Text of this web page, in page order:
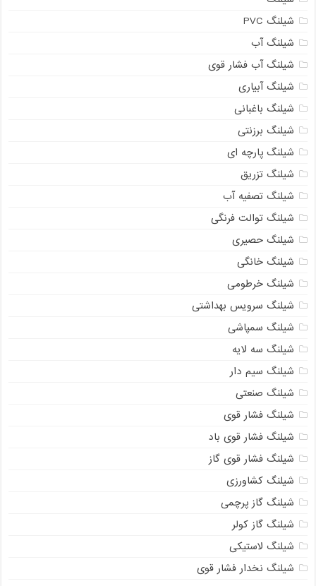
شیلنگ PVC
شیلنگ آب
شیلنگ آب فشار قوی
شیلنگ آبیاری
شیلنگ باغبانی
شیلنگ برزنتی
شیلنگ پارچه ای
شیلنگ تزریق
شیلنگ تصفیه آب
شیلنگ توالت فرنگی
شیلنگ حصیری
شیلنگ خانگی
شیلنگ خرطومی
شیلنگ سرویس بهداشتی
شیلنگ سمپاشی
شیلنگ سه لایه
شیلنگ سیم دار
شیلنگ صنعتی
شیلنگ فشار قوی
شیلنگ فشار قوی باد
شیلنگ فشار قوی گاز
شیلنگ کشاورزی
شیلنگ گاز پرچمی
شیلنگ گاز کولر
شیلنگ لاستیکی
شیلنگ نخدار فشار قوی